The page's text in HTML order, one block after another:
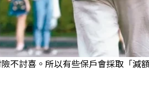
不討喜。所以有些保戶會採取「減